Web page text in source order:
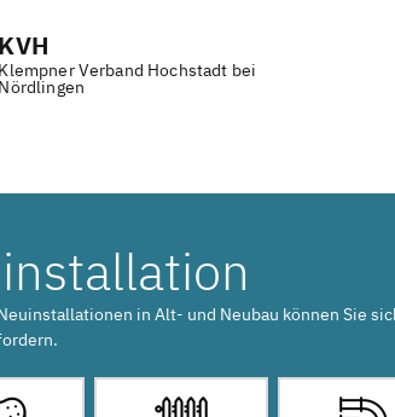
KVH
Klempner Verband Hochstadt bei
Nördlingen
in Alt- und Neubau können Sie